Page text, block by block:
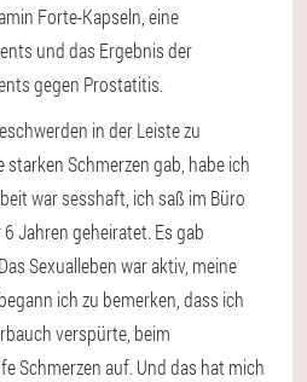
Forte-Kapseln, eine
und das Ergebnis der
gegen Prostatitis.
in der Leiste zu
starken Schmerzen gab, habe ich
war sesshaft, ich saß im Büro
Jahren geheiratet. Es gab
Sexualleben war aktiv, meine
ich zu bemerken, dass ich
verspürte, beim
Schmerzen auf. Und das hat mich